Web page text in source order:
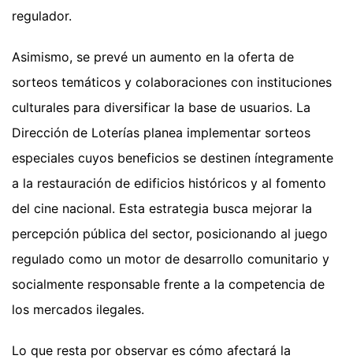
regulador.
Asimismo, se prevé un aumento en la oferta de
sorteos temáticos y colaboraciones con instituciones
culturales para diversificar la base de usuarios. La
Dirección de Loterías planea implementar sorteos
especiales cuyos beneficios se destinen íntegramente
a la restauración de edificios históricos y al fomento
del cine nacional. Esta estrategia busca mejorar la
percepción pública del sector, posicionando al juego
regulado como un motor de desarrollo comunitario y
socialmente responsable frente a la competencia de
los mercados ilegales.
Lo que resta por observar es cómo afectará la